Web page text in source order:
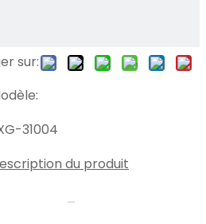
électrique
de pulvérisateur
de jardin
sur:
31004
du produit